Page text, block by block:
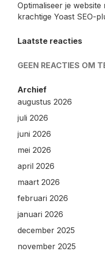
Optimaliseer je website
krachtige Yoast SEO-
Laatste reacties
GEEN REACTIES OM
Archief
augustus 2026
juli 2026
juni 2026
mei 2026
april 2026
maart 2026
februari 2026
januari 2026
december 2025
november 2025